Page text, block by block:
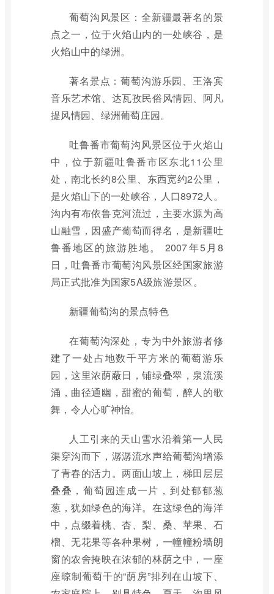
葡萄沟风景区：全新疆最著名的景
点之一，位于火焰山内的一处峡谷，是
火焰山中的绿洲。
著名景点：葡萄沟游乐园、王洛宾
音乐艺术馆、达瓦孜民俗风情园、阿凡
提风情园、绿洲葡萄庄园。
吐鲁番市葡萄沟风景区位于火焰山
中，位于新疆吐鲁番市区东北11公里
处，南北长约8公里、东西宽约2公里，
是火焰山下的一处峡谷，人口8972人。
沟内有布依鲁克河流过，主要水源为高
山融雪，因盛产葡萄而得名，是新疆吐
鲁番地区的旅游胜地。 2007年5月8
日，吐鲁番市葡萄沟风景区经国家旅游
局正式批准为国家5A级旅游景区。
新疆葡萄沟的景点特色
在葡萄沟深处，专为中外旅游者修
建了一处占地数千平方米的葡萄游乐
园，这里浓荫蔽日，铺绿叠翠，泉流溪
涌，曲径通幽，甜蜜的葡萄，醉人的歌
舞，令人心旷神怡。
人工引来的天山雪水沿着第一人民
渠穿沟而下，潺潺流水声给葡萄沟增添
了青春的活力。两面山坡上，梯田层层
叠叠，葡萄园连成一片，到处郁郁葱
葱，犹如绿色的海洋。在这绿色的海洋
中，点缀着桃、杏、梨、桑、苹果、石
榴、无花果等各种果树，一幢幢粉墙朗
窗的农舍掩映在浓郁的林荫之中，一座
座晾制葡萄干的“荫房”排列在山坡下、